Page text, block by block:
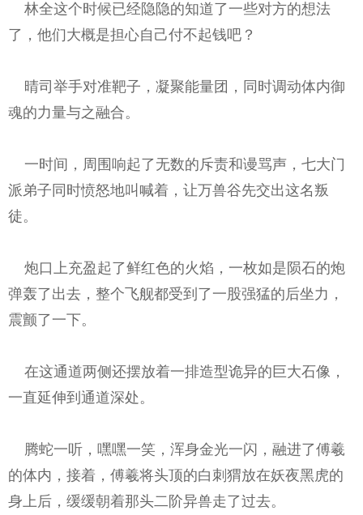
林全这个时候已经隐隐的知道了一些对方的想法
了，他们大概是担心自己付不起钱吧？
晴司举手对准靶子，凝聚能量团，同时调动体内御
魂的力量与之融合。
一时间，周围响起了无数的斥责和谩骂声，七大门
派弟子同时愤怒地叫喊着，让万兽谷先交出这名叛
徒。
炮口上充盈起了鲜红色的火焰，一枚如是陨石的炮
弹轰了出去，整个飞舰都受到了一股强猛的后坐力，
震颤了一下。
在这通道两侧还摆放着一排造型诡异的巨大石像，
一直延伸到通道深处。
腾蛇一听，嘿嘿一笑，浑身金光一闪，融进了傅羲
的体内，接着，傅羲将头顶的白刺猬放在妖夜黑虎的
身上后，缓缓朝着那头二阶异兽走了过去。